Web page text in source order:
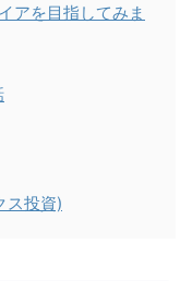
アを目指してみま
ス投資)